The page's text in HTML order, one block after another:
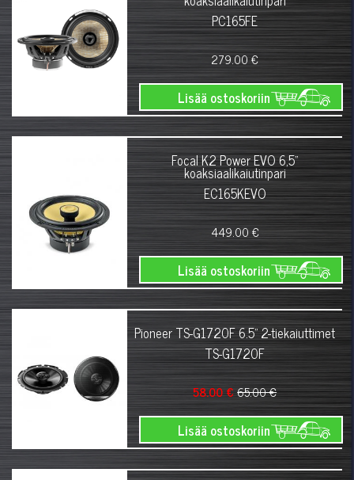
PC165FE
279.00 €
Lisää ostoskoriin
Focal K2 Power EVO 6,5"
koaksiaalikaiutinpari
EC165KEVO
449.00 €
Lisää ostoskoriin
Pioneer TS-G1720F 6.5" 2-tiekaiuttimet
TS-G1720F
58.00 €65.00 €
Lisää ostoskoriin